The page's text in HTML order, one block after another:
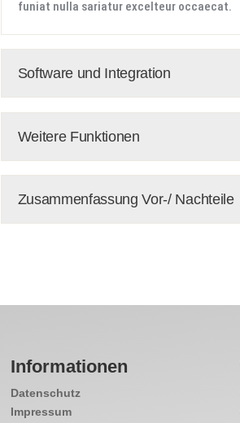
funiat nulla sariatur excelteur occaecat.
Software und Integration
Weitere Funktionen
Zusammenfassung Vor-/ Nachteile
Informationen
Datenschutz
Impressum